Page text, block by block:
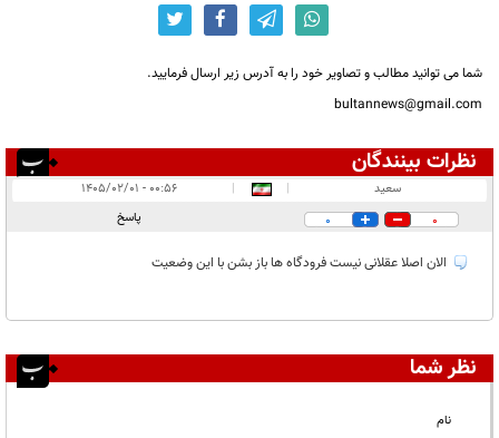
شما می توانید مطالب و تصاویر خود را به آدرس زیر ارسال فرمایید.
bultannews@gmail.com
نظرات بینندگان
در انتظار بررسی:
سعید |
|
۰۰:۵۶ - ۱۴۰۵/۰۲/۰۱
0
0 پاسخ
الان اصلا عقلانی نیست فرودگاه ها باز بشن با این وضعیت
نظر شما
نام